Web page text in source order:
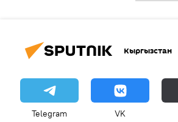
Кыргызстан
Telegram VK